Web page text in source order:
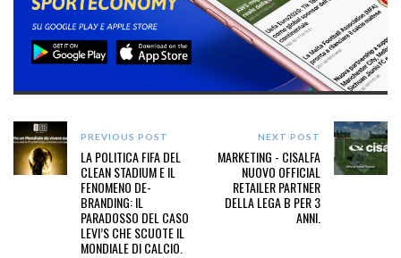
PREVIOUS POST
LA POLITICA FIFA DEL
CLEAN STADIUM E IL
FENOMENO DE-
BRANDING: IL
PARADOSSO DEL CASO
LEVI’S CHE SCUOTE IL
MONDIALE DI CALCIO.
NEXT POST
MARKETING - CISALFA
NUOVO OFFICIAL
RETAILER PARTNER
DELLA LEGA B PER 3
ANNI.